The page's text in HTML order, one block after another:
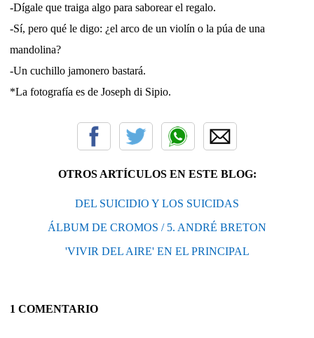
-Dígale que traiga algo para saborear el regalo.
-Sí, pero qué le digo: ¿el arco de un violín o la púa de una
mandolina?
-Un cuchillo jamonero bastará.
*La fotografía es de Joseph di Sipio.
OTROS ARTÍCULOS EN ESTE BLOG:
DEL SUICIDIO Y LOS SUICIDAS
ÁLBUM DE CROMOS / 5. ANDRÉ BRETON
'VIVIR DEL AIRE' EN EL PRINCIPAL
1 COMENTARIO